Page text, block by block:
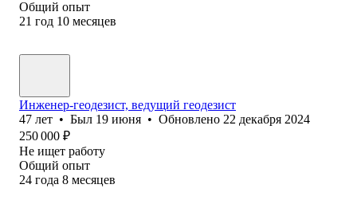
Общий опыт
21 год 10 месяцев
Инженер-геодезист, ведущий геодезист
47 лет • Был 19 июня • Обновлено 22 декабря 2024
250 000 ₽
Не ищет работу
Общий опыт
24 года 8 месяцев